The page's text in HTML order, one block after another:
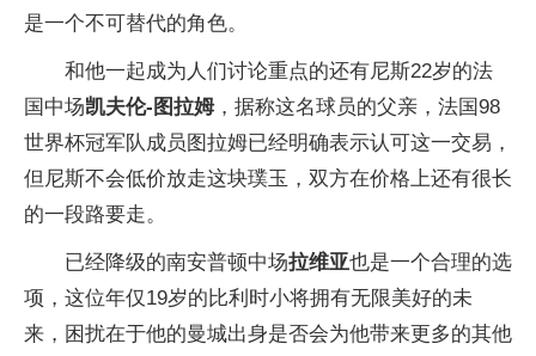
是一个不可替代的角色。
和他一起成为人们讨论重点的还有尼斯22岁的法
国中场凯夫伦-图拉姆，据称这名球员的父亲，法国98
世界杯冠军队成员图拉姆已经明确表示认可这一交易，
但尼斯不会低价放走这块璞玉，双方在价格上还有很长
的一段路要走。
已经降级的南安普顿中场拉维亚也是一个合理的选
项，这位年仅19岁的比利时小将拥有无限美好的未
来，困扰在于他的曼城出身是否会为他带来更多的其他